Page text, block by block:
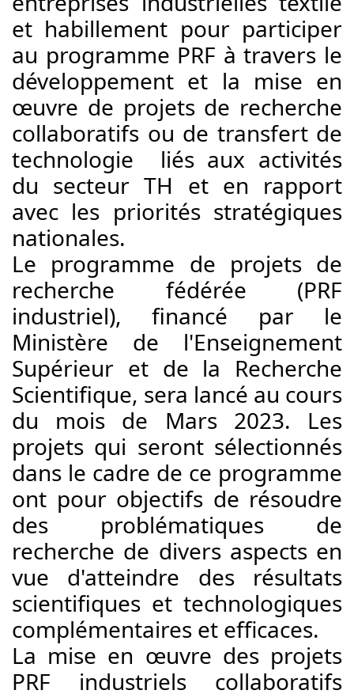
et habillement pour participer
au programme PRF à travers le
développement et la mise en
œuvre de projets de recherche
collaboratifs ou de transfert de
technologie  liés aux activités
du secteur TH et en rapport
avec les priorités stratégiques
nationales.
Le programme de projets de
recherche fédérée (PRF
industriel), financé par le
Ministère de l'Enseignement
Supérieur et de la Recherche
Scientifique, sera lancé au cours
du mois de Mars 2023. Les
projets qui seront sélectionnés
dans le cadre de ce programme
ont pour objectifs de résoudre
des problématiques de
recherche de divers aspects en
vue d'atteindre des résultats
scientifiques et technologiques
complémentaires et efficaces.
La mise en œuvre des projets
PRF industriels collaboratifs